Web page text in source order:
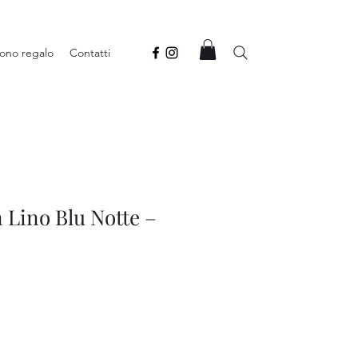
regalo Contatti
Blu Notte –